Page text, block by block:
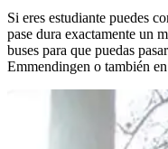
Si eres estudiante puedes
pase dura exactamente un
buses para que puedas
Emmendingen o también